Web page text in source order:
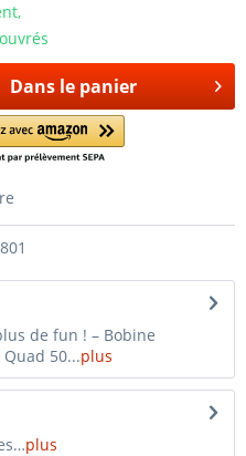
Dans le panier
de fun ! – Bobine
50...plus
plus